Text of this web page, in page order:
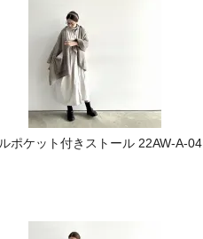
ポケット付きストール 22AW-A-04